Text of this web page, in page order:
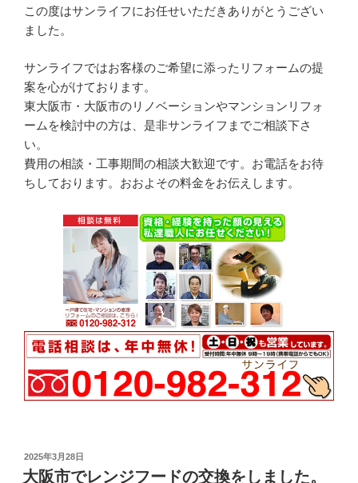
この度はサンライフにお任せいただきありがとうござい
ました。
サンライフではお客様のご希望に添ったリフォームの提
案を心がけております。
東大阪市・大阪市のリノベーションやマンションリフォ
ームを検討中の方は、是非サンライフまでご相談下さ
い。
費用の相談・工事期間の相談大歓迎です。お電話をお待
ちしております。おおよその料金をお伝えします。
投
稿
2025年3月28日
大阪市でレンジフードの交換をしました。